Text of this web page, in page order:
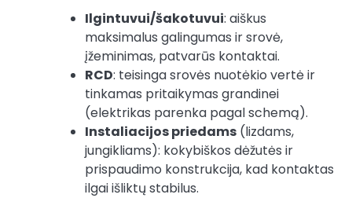
Ilgintuvui/šakotuvui: aiškus
maksimalus galingumas ir srovė,
įžeminimas, patvarūs kontaktai.
RCD: teisinga srovės nuotėkio vertė ir
tinkamas pritaikymas grandinei
(elektrikas parenka pagal schemą).
Instaliacijos priedams (lizdams,
jungikliams): kokybiškos dėžutės ir
prispaudimo konstrukcija, kad kontaktas
ilgai išliktų stabilus.